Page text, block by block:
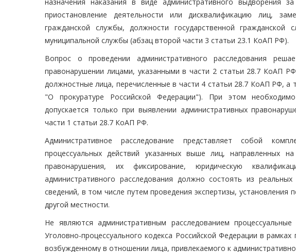
приостановление деятельности или дисквалификацию лиц,
гражданской службы, должности государственной
муниципальной службы (абзац второй части 3 статьи 23.1 КоАП РФ).
Вопрос о проведении административного расследования
правонарушении лицами, указанными в части 2 статьи 28.7 КоАП
должностные лица, перечисленные в части 4 статьи 28.7 КоАП РФ, а
"О прокуратуре Российской Федерации"). При этом
допускается только при выявлении административных
части 1 статьи 28.7 КоАП РФ.
Административное расследование представляет собой
процессуальных действий указанных выше лиц, направленных
правонарушения, их фиксирование, юридическую
административного расследования должно состоять из
сведений, в том числе путем проведения экспертизы,
другой местности.
Не являются административным расследованием
Уголовно-процессуального кодекса Российской Федерации в
возбужденному в отношении лица, привлекаемого к